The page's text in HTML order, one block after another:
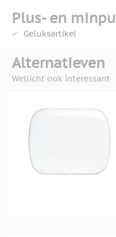
Plus- en
Geluksartikel
Alternatieven
Wellicht ook interessant